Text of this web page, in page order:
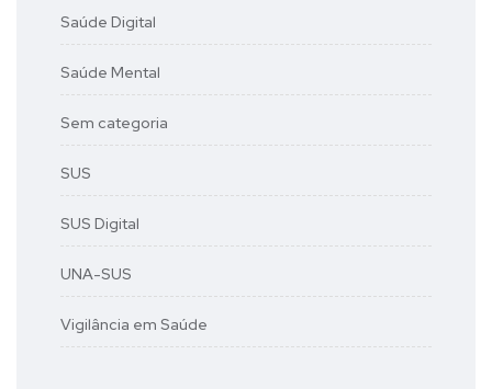
Saúde Digital
Saúde Mental
Sem categoria
SUS
SUS Digital
UNA-SUS
Vigilância em Saúde